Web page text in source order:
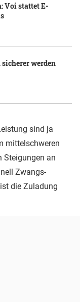
Voi stattet E-
werden
sind ja
mittelschweren
Steigungen an
Zwangs-
die Zuladung